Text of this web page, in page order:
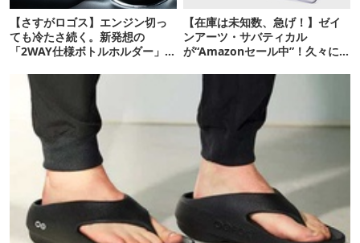
【さすがロゴス】エンジン切っ
ても冷たさ続く。新発想の
「2WAY仕様ボトルホルダー」が
【在庫は未知数、急げ！】ゼイ
ンアーツ・サバティカル
が“Amazonセール中”！久々に